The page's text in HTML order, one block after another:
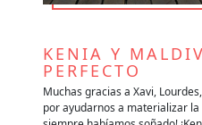
KENIA Y
PERFECTO
Muchas gracias a Xavi,
por ayudarnos a materializar